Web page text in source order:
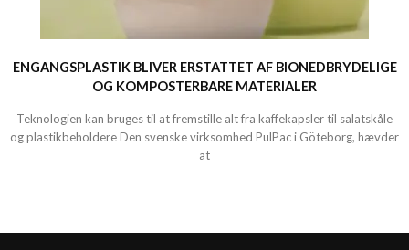
ENGANGSPLASTIK BLIVER ERSTATTET AF BIONEDBRYDELIGE
OG KOMPOSTERBARE MATERIALER
Teknologien kan bruges til at fremstille alt fra kaffekapsler til salatskåle
og plastikbeholdere Den svenske virksomhed PulPac i Göteborg, hævder
at